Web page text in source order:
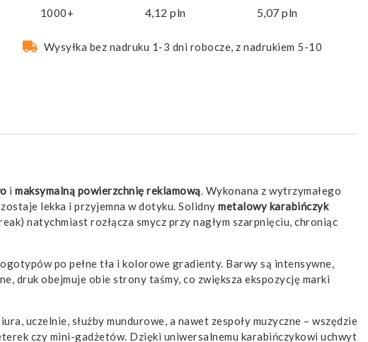
1000+ 4,12pln 5,07pln
Wysyłka bez nadruku 1-3 dni robocze, z nadrukiem 5-10
i maksymalną powierzchnię reklamową. Wykonana z wytrzymałego
lekka i przyjemna w dotyku. Solidny metalowy karabińczyk
natychmiast rozłącza smycz przy nagłym szarpnięciu, chroniąc
po pełne tła i kolorowe gradienty. Barwy są intensywne,
druk obejmuje obie strony taśmy, co zwiększa ekspozycję marki
uczelnie, służby mundurowe, a nawet zespoły muzyczne – wszędzie
czy mini-gadżetów. Dzięki uniwersalnemu karabińczykowi uchwyt